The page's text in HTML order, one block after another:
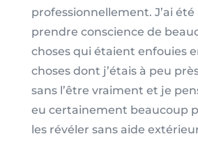
professionnellement. J’ai été
prendre conscience de
choses qui étaient enfouies
choses dont j’étais à peu
sans l’être vraiment et je
eu certainement beaucoup
les révéler sans aide